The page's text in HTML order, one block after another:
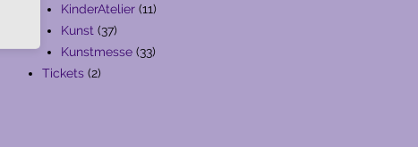
Produkte
KinderAtelier 1111
Kunst 3737
Produkte
Kunstmesse 3333
Tickets 22